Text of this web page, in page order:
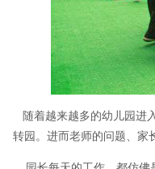
随着越来越多的幼儿园进
转园。进而老师的问题、家